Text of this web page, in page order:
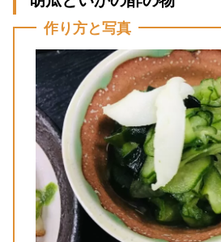
作り方と写真